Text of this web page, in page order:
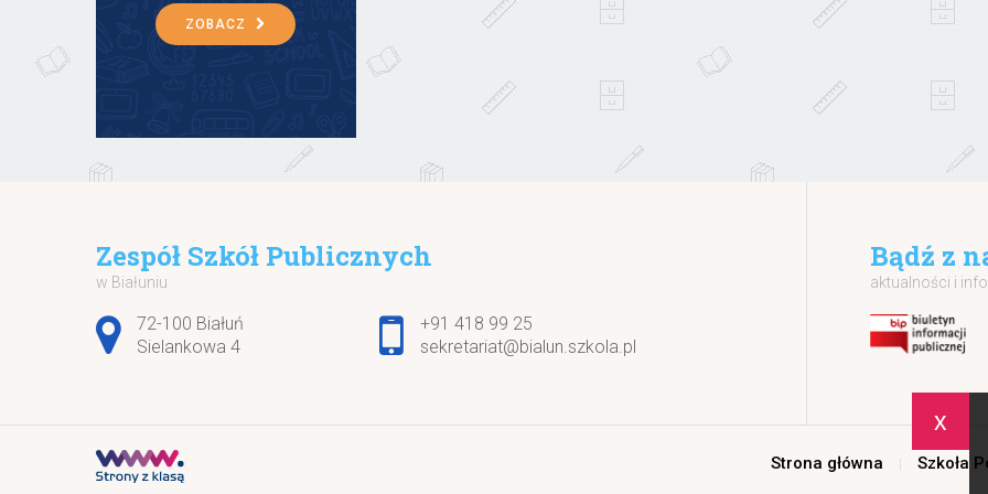
x
ZOBACZ
Zespół Szkół Publicznych
w Białuniu
Adres pocztowy:
72-100 Białuń
Sielankowa 4
+91 418 99 25
sekretariat@bialun.szkola.pl
Bądź z
aktualności i
Strona główna Szkoła